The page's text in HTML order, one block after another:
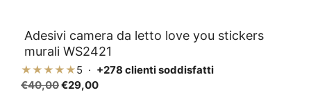
Adesivi camera da letto love you stickers
murali WS2421
★★★★★5 · +278 clienti soddisfatti
€40,00Il
€29,00Il